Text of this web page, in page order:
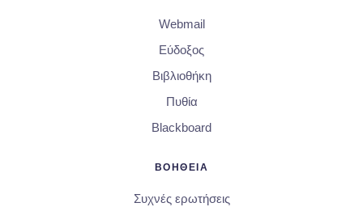
Webmail
Εύδοξος
Βιβλιοθήκη
Πυθία
Blackboard
ΒΟΗΘΕΙΑ
Συχνές ερωτήσεις